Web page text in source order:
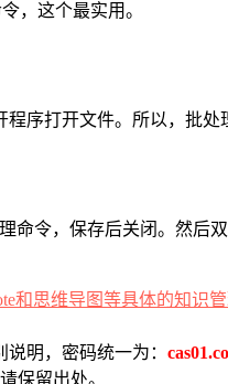
，这个最实用。
序打开文件。所以，批
令，保存后关闭。然后
明，密码统一为：
保留出处。